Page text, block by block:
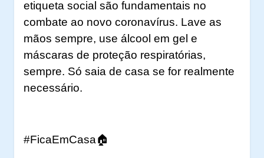
etiqueta social são fundamentais no
combate ao novo coronavírus. Lave as
mãos sempre, use álcool em gel e
máscaras de proteção respiratórias,
sempre. Só saia de casa se for realmente
necessário.
#FicaEmCasa🏠